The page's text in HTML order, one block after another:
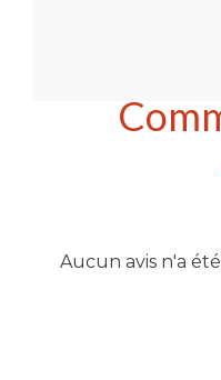
Aucun avis n'a